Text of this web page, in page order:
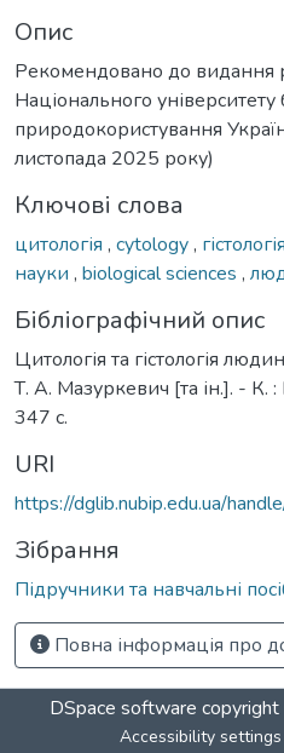
Опис
Рекомендовано до видання
Національного університету
природокористування
листопада 2025 року)
Ключові слова
цитологія , cytology, гістологія
науки , biological sciences ,
Бібліографічний опис
Цитологія та гістологія
Т. А. Мазуркевич [та ін.]. - К.
347 с.
URI
https://dglib.nubip.edu.ua/
Зібрання
Підручники та навчальні
Повна інформація про
DSpace software
Accessibility settings